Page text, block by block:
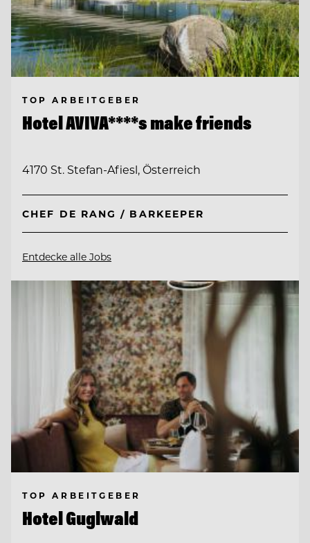
TOP ARBEITGEBER
Hotel AVIVA****s make friends
4170 St. Stefan-Afiesl, Österreich
CHEF DE RANG / BARKEEPER
Entdecke alle Jobs
TOP ARBEITGEBER
Hotel Guglwald